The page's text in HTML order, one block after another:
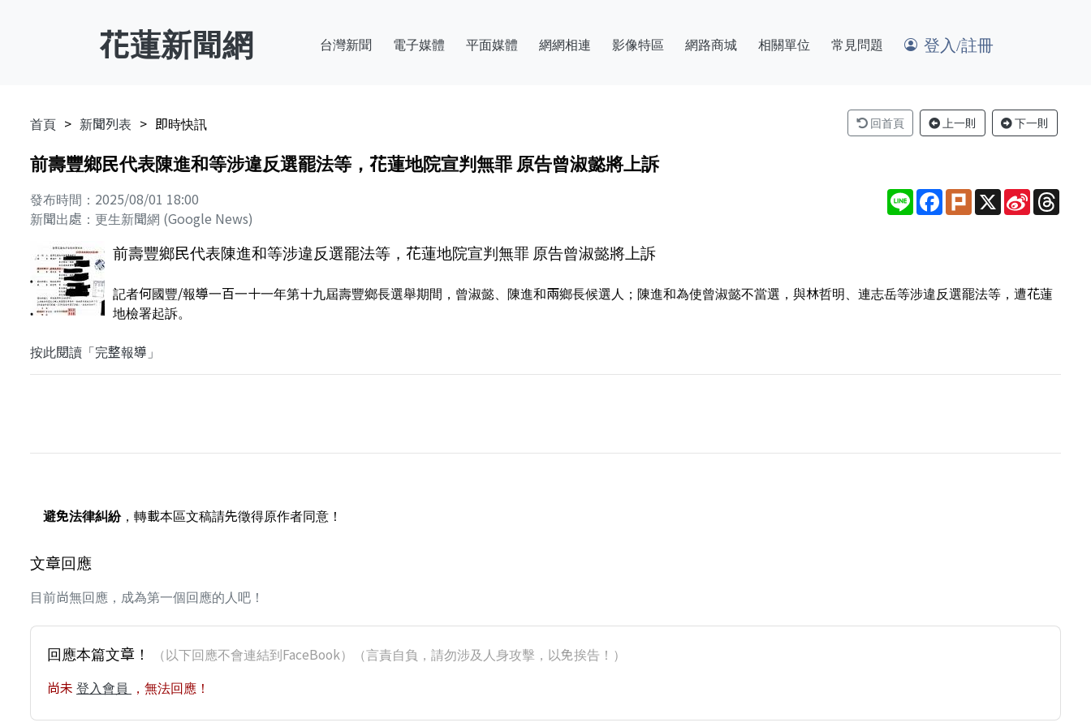
花蓮新聞網 台灣新聞 電子媒體 平面媒體 網網相連 影像特區 網路商城 相關單位 常見問題 登入/註冊
首頁 新聞列表 即時快訊 回首頁 上一則 下一則
前壽豐鄉民代表陳進和等涉違反選罷法等，花蓮地院宣判無罪 原告曾淑懿將上訴
發布時間：2025/08/01 18:00
新聞出處：更生新聞網 (Google News)
Line Facebook
PlurkX Sina
Weibo
前壽豐鄉民代表陳進和等涉違反選罷法等，花蓮地院宣判無罪 原告曾淑懿將上訴
記者何國豐/報導一百一十一年第十九屆壽豐鄉長選舉期間，曾淑懿、陳進和兩鄉長候選人；陳進和為使曾淑懿不當選，與林哲明、連志岳等涉違反選罷法等，遭花蓮
地檢署起訴。
按此閱讀「完整報導」
避免法律糾紛，轉載本區文稿請先徵得原作者同意！
文章回應
目前尚無回應，成為第一個回應的人吧！
回應本篇文章！ （以下回應不會連結到FaceBook）（言責自負，請勿涉及人身攻擊，以免挨告！）
尚未 登入會員 ，無法回應！